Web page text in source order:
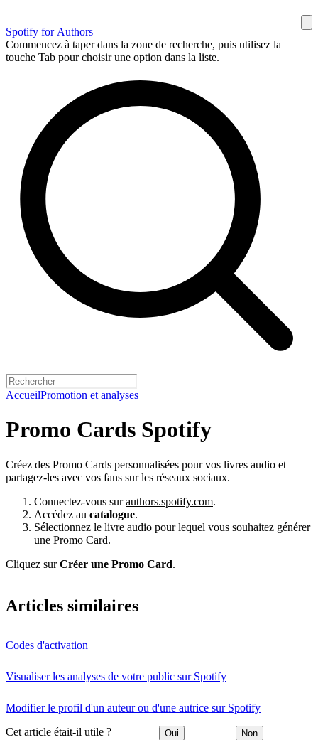
Spotify for Authors
Commencez à taper dans la zone de recherche, puis utilisez la
touche Tab pour choisir une option dans la liste.
AccueilPromotion et analyses
Promo Cards Spotify
Créez des Promo Cards personnalisées pour vos livres audio et
partagez-les avec vos fans sur les réseaux sociaux.
Connectez-vous surauthors.spotify.com.
Accédez au catalogue.
Sélectionnez le livre audio pour lequel vous souhaitez générer
une Promo Card.
Cliquez surCréer une Promo Card.
Articles similaires
Codes d'activation
Visualiser les analyses de votre public sur Spotify
Modifier le profil d'un auteur ou d'une autrice sur Spotify
Cet article était-il utile ? Oui Non